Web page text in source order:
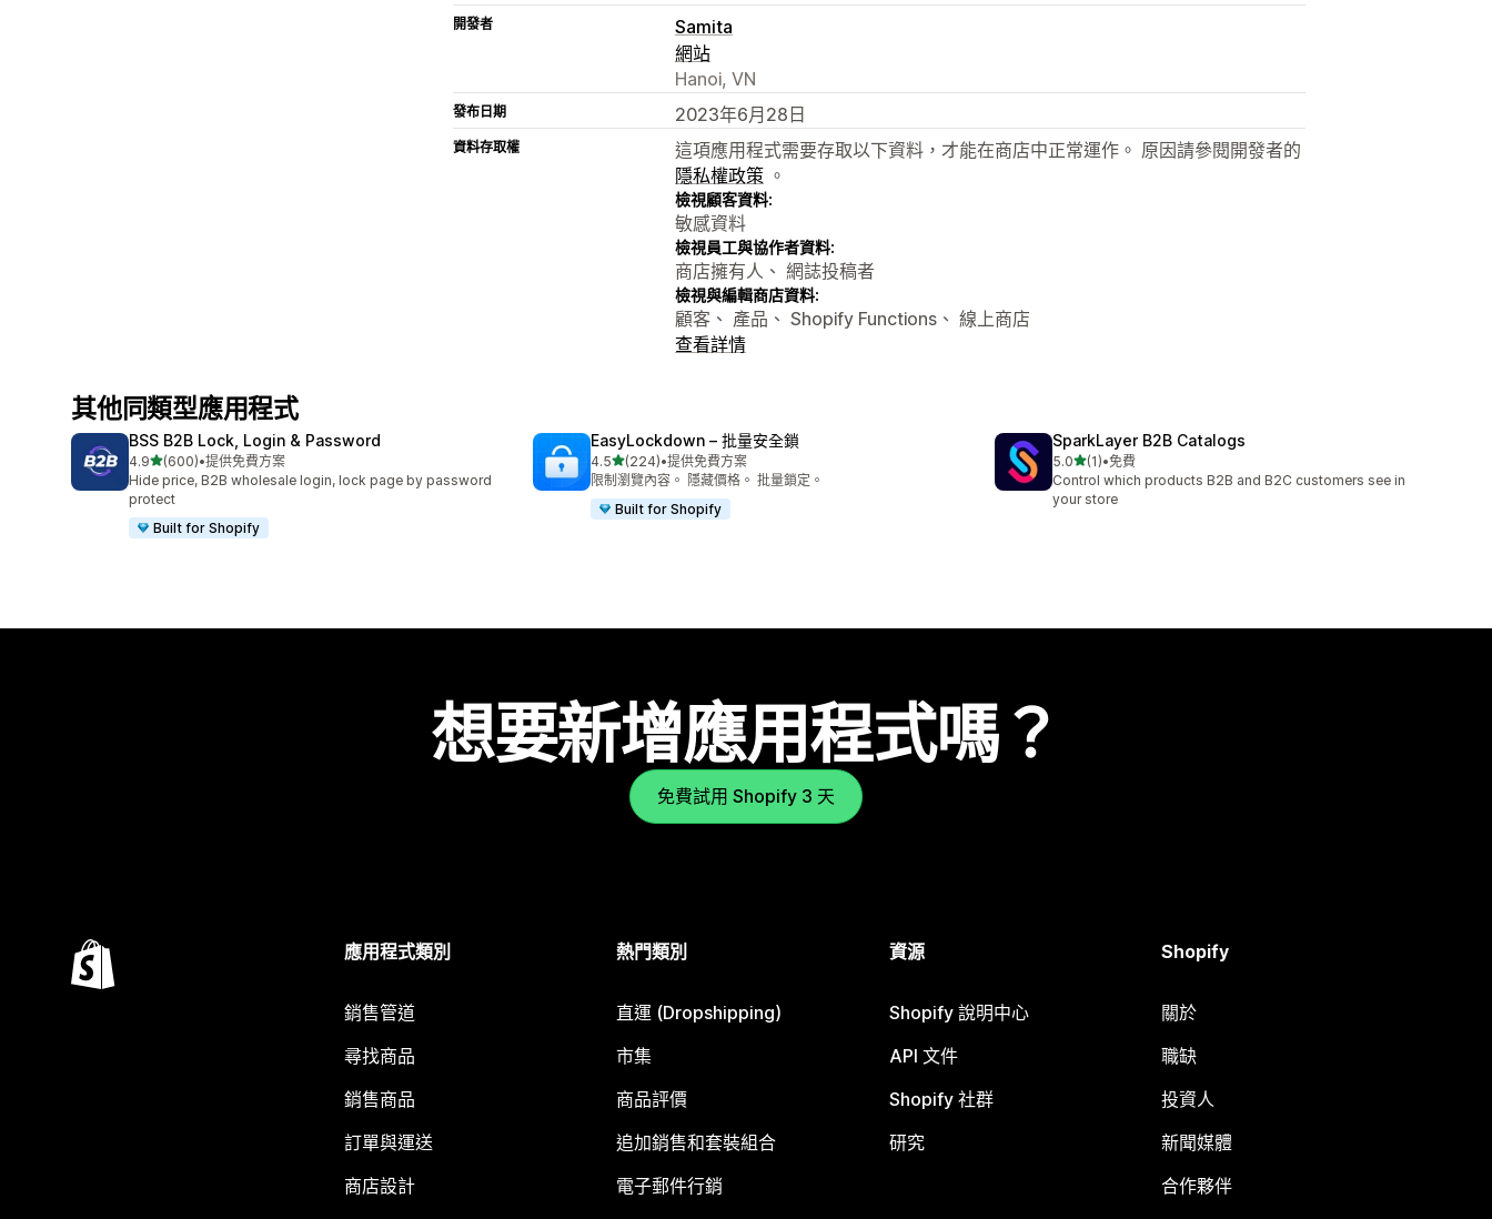
開發者
Samita
網站
Hanoi, VN
發布日期 2023年6月28日
資料存取權
這項應用程式需要存取以下資料，才能在商店中正常運作。 原因請參閱開發者的
隱私權政策 。
檢視顧客資料:
敏感資料
檢視員工與協作者資料:
商店擁有人、 網誌投稿者
檢視與編輯商店資料:
顧客、 產品、 Shopify Functions、 線上商店
查看詳情
其他同類型應用程式
BSS B2B Lock, Login & Password
4.9滿分 5 顆星
(600)
共有 600 則評價
•提供免費方案
Hide price, B2B wholesale login, lock page by password
protect
Built for Shopify
EasyLockdown – 批量安全鎖
4.5滿分 5 顆星
(224)
共有 224 則評價
•提供免費方案
限制瀏覽內容。 隱藏價格。 批量鎖定。
Built for Shopify
SparkLayer B2B Catalogs
5.0滿分 5 顆星
(1)
共有 1 則評價
•免費
Control which products B2B and B2C customers see in
your store
想要新增應用程式嗎？
免費試用 Shopify 3 天
應用程式類別
銷售管道
尋找商品
銷售商品
訂單與運送
商店設計
熱門類別
直運 (Dropshipping)
市集
商品評價
追加銷售和套裝組合
電子郵件行銷
資源
Shopify 說明中心
API 文件
Shopify 社群
研究
Shopify
關於
職缺
投資人
新聞媒體
合作夥伴